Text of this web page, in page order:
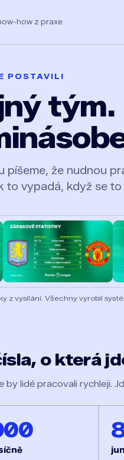
how z praxe
POSTAVILI
tým.
píšeme, že nudnou
to vypadá, když se
z vysílání. Všechny vyrobil
o která
by lidé pracovali rychleji.